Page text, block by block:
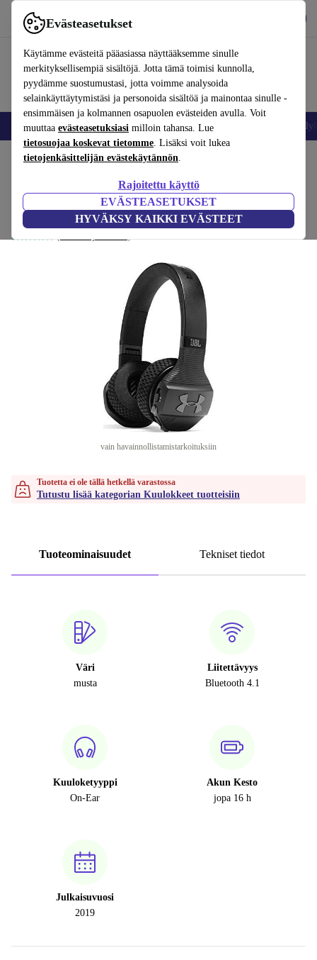
Evästeasetukset
Käytämme evästeitä pääasiassa näyttääksemme sinulle
merkityksellisempiä sisältöjä. Jotta tämä toimisi kunnolla,
pyydämme suostumustasi, jotta voimme analysoida
selainkäyttäytymistäsi ja personoida sisältöä ja mainontaa sinulle -
ensimmäisen ja kolmannen osapuolen evästeiden avulla. Voit
muuttaa evästeasetuksiasi milloin tahansa. Lue
tietosuojaa koskevat tietomme. Lisäksi voit lukea
tietojenkäsittelijän evästekäytännön.
Rajoitettu käyttö
EVÄSTEASETUKSET
HYVÄKSY KAIKKI EVÄSTEET
Käytä refurbed-palvelua nopeasti ja helposti
Matkapuhelimet ja älypuhelimet Kannettavat tietokoneet
Koti Tuotteet Audio Kuulokkeet
JBL Under Armour Sport Wireless Train
Musta
vain havainnollistamistarkoituksiin
Tuotetta ei ole tällä hetkellä varastossa
Tutustu lisää kategorian Kuulokkeet tuotteisiin
Tuoteominaisuudet Tekniset tiedot
Väri
musta
Liitettävyys
Bluetooth 4.1
Kuuloketyyppi
On-Ear
Akun Kesto
jopa 16 h
Julkaisuvuosi
2019